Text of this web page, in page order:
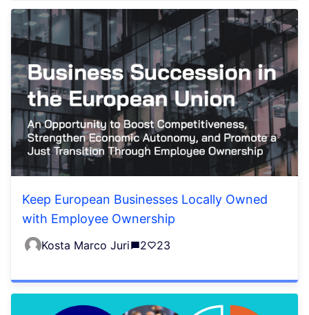
Keep European Businesses Locally Owned
with Employee Ownership
Kosta Marco Juri 2 23